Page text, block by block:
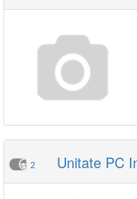
2 Unitate PC